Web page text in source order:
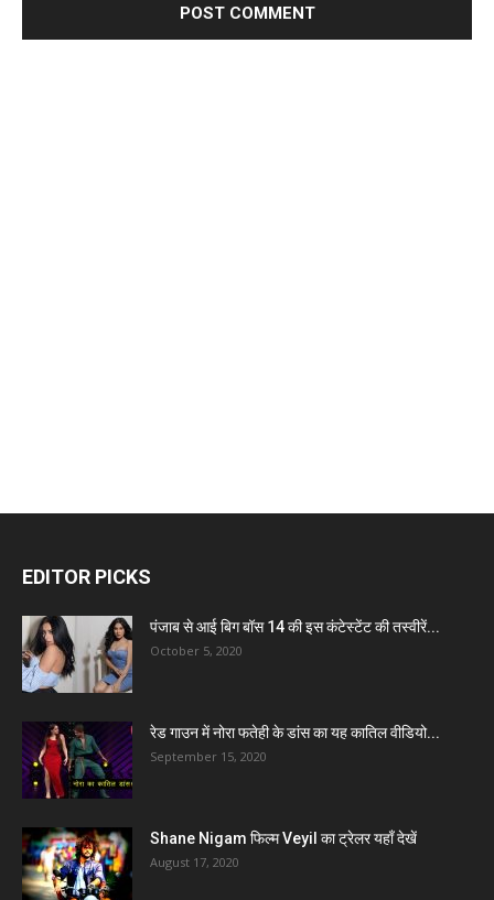
EDITOR PICKS
पंजाब से आई बिग बॉस 14 की इस कंटेस्टेंट की तस्वीरें...
October 5, 2020
रेड गाउन में नोरा फतेही के डांस का यह कातिल वीडियो...
September 15, 2020
Shane Nigam फिल्म Veyil का ट्रेलर यहाँ देखें
August 17, 2020